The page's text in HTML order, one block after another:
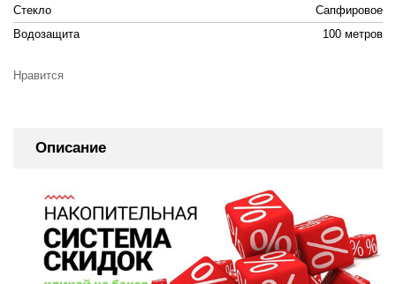
Стекло
Сапфировое
Водозащита
100 метров
Нравится
Описание